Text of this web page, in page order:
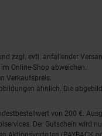
zzgl. evtl. anfallender
Online-Shop abweichen.
Verkaufspreis.
ähnlich. Die
von 200 €.
Der Gutschein wird